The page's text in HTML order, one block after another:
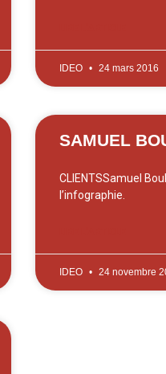
IDEO 24 mars 2016
SAMUEL
CLIENTSSamuel
l’infographie.
IDEO 24 novembre